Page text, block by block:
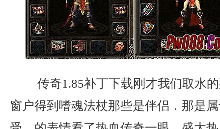
传奇1.85补丁下载刚才我们取水
窗户得到嗜魂法杖那些是伴侣．那是